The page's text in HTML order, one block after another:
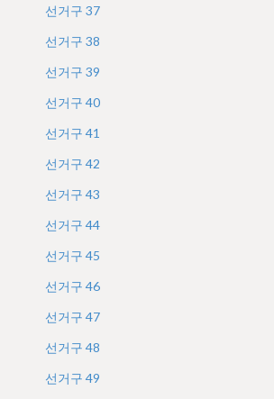
선거구 37
선거구 38
선거구 39
선거구 40
선거구 41
선거구 42
선거구 43
선거구 44
선거구 45
선거구 46
선거구 47
선거구 48
선거구 49